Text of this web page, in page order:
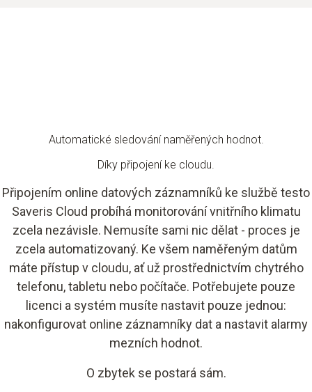
Automatické sledování naměřených hodnot.
Díky připojení ke cloudu.
Připojením online datových záznamníků ke službě testo
Saveris Cloud probíhá monitorování vnitřního klimatu
zcela nezávisle. Nemusíte sami nic dělat - proces je
zcela automatizovaný. Ke všem naměřeným datům
máte přístup v cloudu, ať už prostřednictvím chytrého
telefonu, tabletu nebo počítače. Potřebujete pouze
licenci a systém musíte nastavit pouze jednou:
nakonfigurovat online záznamníky dat a nastavit alarmy
mezních hodnot.
O zbytek se postará sám.